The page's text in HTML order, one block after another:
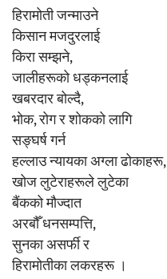
हिरामोती जन्माउने
किसान मजदुरलाई
किरा सम्झने,
जालीहरूको धड्कनलाई
खबरदार बोल्दै,
भोक, रोग र शोकको लागि
सङ्घर्ष गर्न
हल्लाउ न्यायका अग्ला ढोकाहरू,
खोज लुटेराहरूले लुटेका
बैंकको मौज्दात
अरबौँ धनसम्पत्ति,
सुनका असर्फी र
हिरामोतीका लकरहरू ।